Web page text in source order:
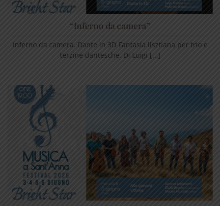
“Inferno da camera”
Inferno da camera. Dante in 3D Fantasia lisztiana per trio e
terzine dantesche. Di Luigi [...]